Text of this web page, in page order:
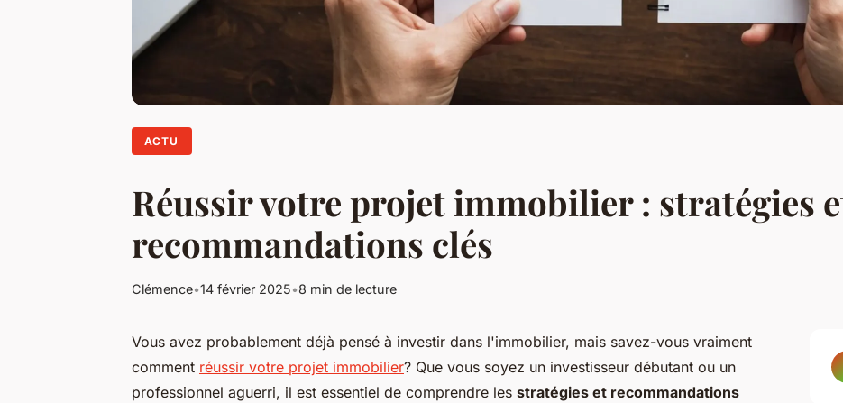
ACTU
Réussir votre projet immobilier : stratégies
recommandations clés
Clémence•14 février 2025•8 min de lecture
Vous avez probablement déjà pensé à investir dans l'immobilier, mais savez-vous vraiment
comment réussir votre projet immobilier? Que vous soyez un investisseur débutant ou un
professionnel aguerri, il est essentiel de comprendre les stratégies et recommandations